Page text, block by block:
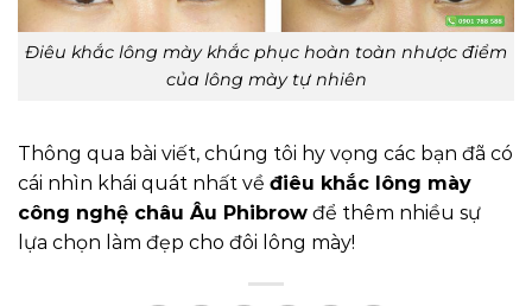
Điêu khắc lông mày khắc phục hoàn toàn nhược điểm
của lông mày tự nhiên
Thông qua bài viết, chúng tôi hy vọng các bạn đã có
cái nhìn khái quát nhất về điêu khắc lông mày
công nghệ châu Âu Phibrow để thêm nhiều sự
lựa chọn làm đẹp cho đôi lông mày!